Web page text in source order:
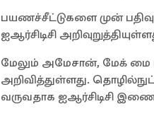
பயணச்சீட்டுகளை முன் பதிவு
ஐஆர்சிடிசி
மேலும் அமேசான், மேக் மை
அறிவித்துள்ளது.
வருவதாக ஐஆர்சிடிசி